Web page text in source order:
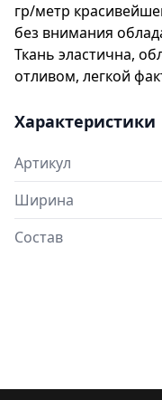
гр/метр
без внимания
Ткань эластична,
отливом, легкой
Характеристики
Артикул
Ширина
Состав